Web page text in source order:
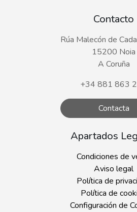
Contacto
Rúa Malecón de
15200 Noia
A Coruña
+34 881 863
Contacta
Apartados
Condiciones de
Aviso legal
Política de
Política de
Configuración de